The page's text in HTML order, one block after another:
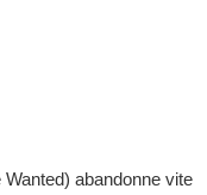
abandonne vite